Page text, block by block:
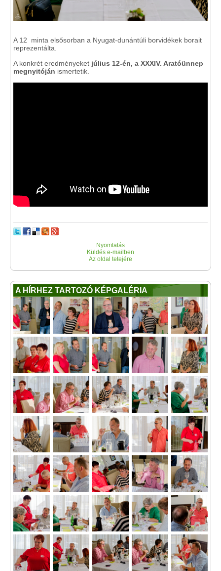
A 12 minta elsősorban a Nyugat-dunántúli borvidékek borait
reprezentálta.
A konkrét eredményeket július 12-én, a XXXIV. Aratóünnep
megnyitóján ismertetik.
Nyomtatás
Küldés e-mailben
Az oldal tetejére
A HÍRHEZ TARTOZÓ KÉPGALÉRIA